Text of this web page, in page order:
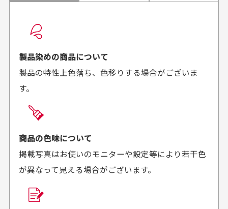
良かった！
がとうございます。丁寧
に梱包されていて、商品
の状態も良好でした。気
があればよろしくお願い
来ました。またお願いし
お届け希望日時をご指定頂けます。
ご注文時にご指定下さい。
商品の受け渡しは、ゆうパックでの配送のみとさせて
頂いております。
商品購入からどれくらいで発送してもらえます
か？
製品染めの商品について
製品の特性上色落ち、色移りする場合がございま
す。
商品の色味について
掲載写真はお使いのモニターや設定等により若干色
が異なって見える場合がございます。